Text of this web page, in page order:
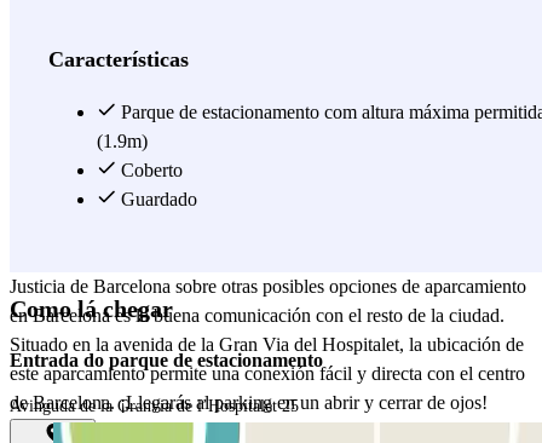
parque de la Alhambra, se convertirá en tu opción favorita para
Justiciade Barcelona está disponible todos los días de la
semana, ¡las 24 horas! Además, el parking Indigo Justicia de
Barcelona dispone de diferentes instalaciones como aseos,
accesibilidad para personas con discapacidad y servicio de arranque
Justicia de Barcelona sobre otras posibles opciones de aparcamiento
en Barcelona es la buena comunicación con el resto de la ciudad.
Situado en la avenida de la Gran Via del Hospitalet, la ubicación de
este aparcamiento permite una conexión fácil y directa con el centro
de Barcelona. ¡Llegarás al parking en un abrir y cerrar de ojos!
Además, el parking Indigo Justicia de Barcelona cuenta con una
Características
Parque de estacionamento com altura máxima
(1.9m)
Coberto
Guardado
Como lá chegar
Entrada do parque de estacionamento
Avinguda de la Granvia de l’Hospitalet 25